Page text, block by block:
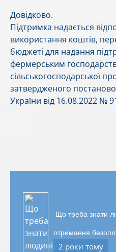
Довідково.
Підтримка надається
використання коштів,
бюджеті для надання
фермерським
сільськогосподарської
затвердженого
України від 16.08.2022 №
Що треба знати
отримання
2 роки тому